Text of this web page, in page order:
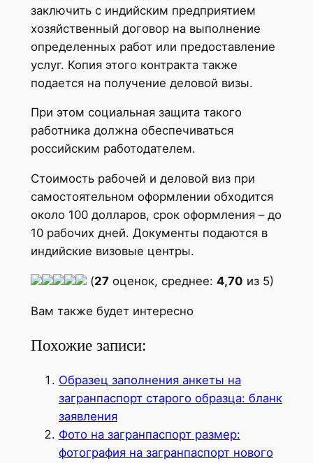
заключить с индийским предприятием
хозяйственный договор на выполнение
определенных работ или предоставление
услуг. Копия этого контракта также
подается на получение деловой визы.
При этом социальная защита такого
работника должна обеспечиваться
российским работодателем.
Стоимость рабочей и деловой виз при
самостоятельном оформлении обходится
около 100 долларов, срок оформления – до
10 рабочих дней. Документы подаются в
индийские визовые центры.
(27оценок, среднее: 4,70 из 5)
Вам также будет интересно
Похожие записи:
Образец заполнения анкеты на
загранпаспорт старого образца: бланк
заявления
Фото на загранпаспорт размер:
фотография на загранпаспорт нового